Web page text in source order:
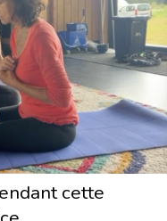
cette